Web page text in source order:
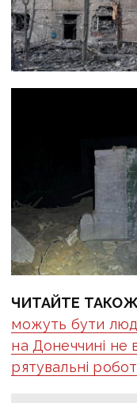
ЧИТАЙТЕ
можуть бути
на Донеччині не
рятувальні